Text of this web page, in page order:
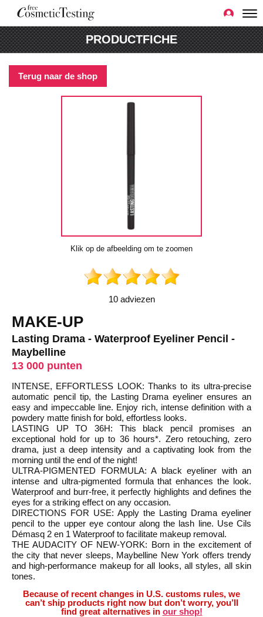
PRODUCTFICHE
Terug naar de shop
Klik op de afbeelding om te zoomen
10 adviezen
MAKE-UP
Lasting Drama - Waterproof Eyeliner Pencil -
Maybelline
13 000 punten
INTENSE, EFFORTLESS LOOK: Thanks to its ultra-precise
automatic pencil tip, the Lasting Drama eyeliner ensures an
easy and impeccable line. Enjoy rich, intense definition with a
powdery matte finish for bold, effortless looks.
LASTING UP TO 36H: This black pencil promises an
exceptional hold for up to 36 hours*. Zero retouching, zero
drama, just a deep intensity and a captivating look from the
morning until the end of the night!
ULTRA-PIGMENTED FORMULA: A black eyeliner with an
intense and ultra-pigmented formula that enhances the look.
Waterproof and burr-free, it perfectly highlights and defines the
eyes for a striking effect on any occasion.
DIRECTIONS FOR USE: Apply the Lasting Drama eyeliner
pencil to the upper eye contour along the lash line. Use Cils
Démasq 2 en 1 Waterproof to facilitate makeup removal.
THE AUDACITY OF NEW-YORK: Born in the excitement of
the city that never sleeps, Maybelline New York offers trendy
and high-performance makeup for all looks, all styles, all skin
tones.
Because of recent changes in U.S. customs rules, we
can’t ship products right now but don’t worry, you’ll
find great alternatives in our shop!